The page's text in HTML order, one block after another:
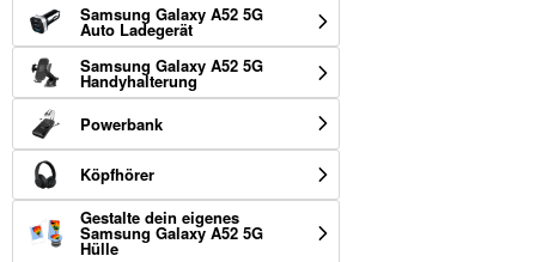
Samsung Galaxy A52 5G
Auto Ladegerät
Samsung Galaxy A52 5G
Handyhalterung
Powerbank
Köpfhörer
Gestalte dein eigenes
Samsung Galaxy A52 5G
Hülle